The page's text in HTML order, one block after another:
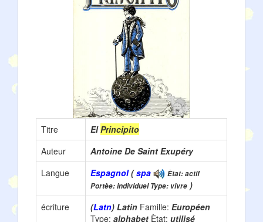
Titre ElPrincipito
Auteur
Antoine De Saint Exupéry
Langue
Espagnol(spa
Ètat: actif
Portèe: individuel Type: vivre )
écriture
(Latn) Latin Famille: Européen
Type: alphabet Ètat: utilisé